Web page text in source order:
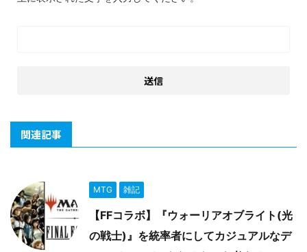
関連記事
MTG 雑記
【FFコラボ】『ウォーリアオブライト(光
の戦士)』を統率者にしてカジュアルなデ